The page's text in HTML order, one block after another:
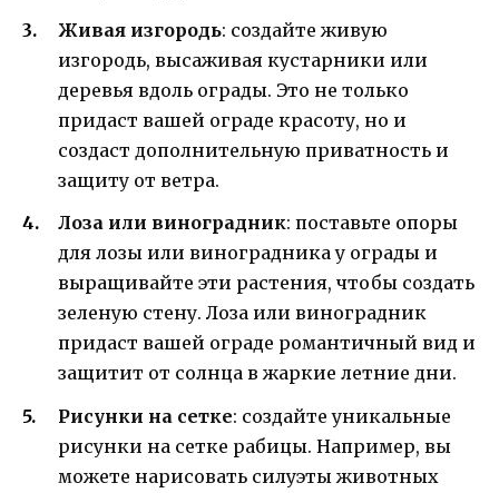
Живая изгородь: создайте живую
изгородь, высаживая кустарники или
деревья вдоль ограды. Это не только
придаст вашей ограде красоту, но и
создаст дополнительную приватность и
защиту от ветра.
Лоза или виноградник: поставьте опоры
для лозы или виноградника у ограды и
выращивайте эти растения, чтобы создать
зеленую стену. Лоза или виноградник
придаст вашей ограде романтичный вид и
защитит от солнца в жаркие летние дни.
Рисунки на сетке: создайте уникальные
рисунки на сетке рабицы. Например, вы
можете нарисовать силуэты животных